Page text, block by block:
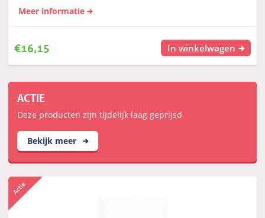
Meer informatie
€16,15 In winkelwagen
ACTIE
Deze producten zijn tijdelijk laag geprijsd
Bekijk meer